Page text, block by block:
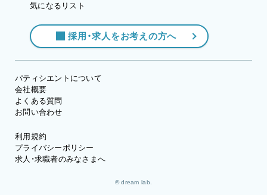
気になるリスト
採用・求人をお考えの方へ
パティシエントについて
会社概要
よくある質問
お問い合わせ
利用規約
プライバシーポリシー
求人・求職者のみなさまへ
© dream lab.